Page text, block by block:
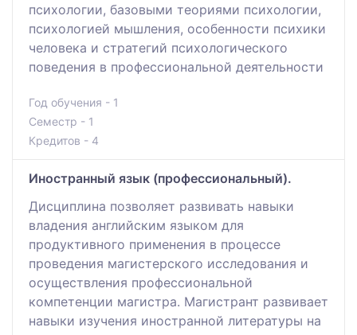
психологии, базовыми теориями психологии,
психологией мышления, особенности психики
человека и стратегий психологического
поведения в профессиональной деятельности
Год обучения - 1
Семестр - 1
Кредитов - 4
Иностранный язык (профессиональный).
Дисциплина позволяет развивать навыки
владения английским языком для
продуктивного применения в процессе
проведения магистерского исследования и
осуществления профессиональной
компетенции магистра. Магистрант развивает
навыки изучения иностранной литературы на